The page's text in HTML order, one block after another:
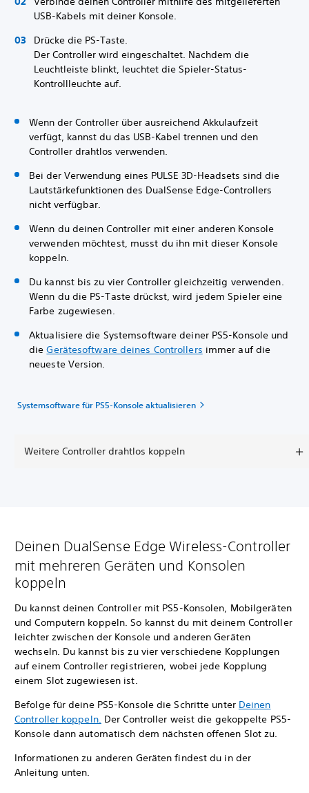
USB-Kabels mit deiner Konsole.
Drücke die PS-Taste.
Der Controller wird eingeschaltet. Nachdem die
Leuchtleiste blinkt, leuchtet die Spieler-Status-
Kontrollleuchte auf.
Wenn der Controller über ausreichend Akkulaufzeit
verfügt, kannst du das USB-Kabel trennen und den
Controller drahtlos verwenden.
Bei der Verwendung eines PULSE 3D-Headsets sind die
Lautstärkefunktionen des DualSense Edge-Controllers
nicht verfügbar.
Wenn du deinen Controller mit einer anderen Konsole
verwenden möchtest, musst du ihn mit dieser Konsole
koppeln.
Du kannst bis zu vier Controller gleichzeitig verwenden.
Wenn du die PS-Taste drückst, wird jedem Spieler eine
Farbe zugewiesen.
Aktualisiere die Systemsoftware deiner PS5-Konsole und
dieGerätesoftware deines Controllers immer auf die
neueste Version.
Systemsoftware für PS5-Konsole aktualisieren
Weitere Controller drahtlos koppeln
Deinen DualSense Edge Wireless-Controller
mit mehreren Geräten und Konsolen
koppeln
Du kannst deinen Controller mit PS5-Konsolen, Mobilgeräten
und Computern koppeln. So kannst du mit deinem Controller
leichter zwischen der Konsole und anderen Geräten
wechseln. Du kannst bis zu vier verschiedene Kopplungen
auf einem Controller registrieren, wobei jede Kopplung
einem Slot zugewiesen ist.
Befolge für deine PS5-Konsole die Schritte unter Deinen
Controller koppeln. Der Controller weist die gekoppelte PS5-
Konsole dann automatisch dem nächsten offenen Slot zu.
Informationen zu anderen Geräten findest du in der
Anleitung unten.